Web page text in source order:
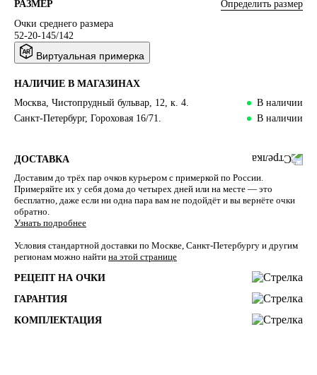
РАЗМЕР
Определить размер
Очки среднего размера
52-20-145/142
Виртуальная примерка
НАЛИЧИЕ В МАГАЗИНАХ
Москва, Чистопрудный бульвар, 12, к. 4.
В наличии
Санкт-Петербург, Гороховая 16/71.
В наличии
ДОСТАВКА
Доставим до трёх пар очков курьером с примеркой по России.
Примеряйте их у себя дома до четырех дней или на месте — это
бесплатно, даже если ни одна пара вам не подойдёт и вы вернёте очки
обратно.
Узнать подробнее
Условия стандартной доставки по Москве, Санкт-Петербургу и другим
регионам можно найти на этой странице
РЕЦЕПТ НА ОЧКИ
ГАРАНТИЯ
КОМПЛЕКТАЦИЯ